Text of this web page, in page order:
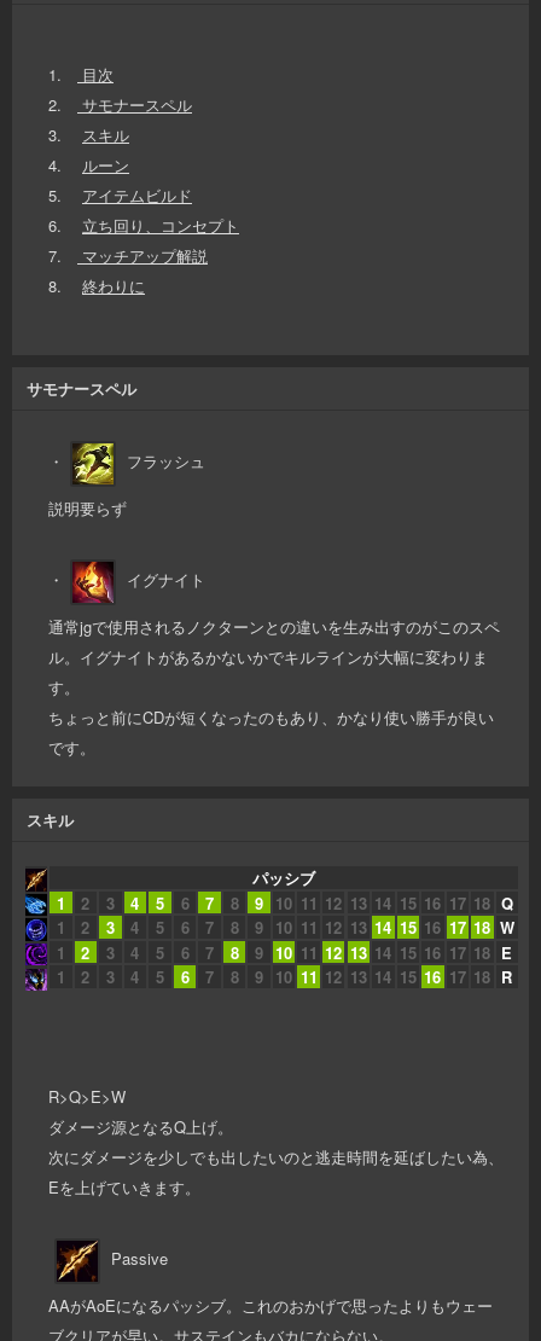
1.
目次
2.
サモナースペル
3. スキル
4. ルーン
5. アイテムビルド
6. 立ち回り、コンセプト
7.
マッチアップ解説
8. 終わりに
サモナースペル
・ フラッシュ
説明要らず
・ イグナイト
通常jgで使用されるノクターンとの違いを生み出すのがこのスペ
ル。イグナイトがあるかないかでキルラインが大幅に変わりま
す。
ちょっと前にCDが短くなったのもあり、かなり使い勝手が良い
です。
スキル
パッシブ
1
2 3 4 5 6 7 8 9 10 11 12 13 14 15 16 17 18 Q
1
2 3 4 5 6 7 8 9 10 11 12 13 14 15 16 17 18 W
1
2 3 4 5 6 7 8 9 10 11 12 13 14 15 16 17 18 E
1
2 3 4 5 6 7 8 9 10 11 12 13 14 15 16 17 18 R
R>Q>E>W
ダメージ源となるQ上げ。
次にダメージを少しでも出したいのと逃走時間を延ばしたい為、
Eを上げていきます。
Passive
AAがAoEになるパッシブ。これのおかげで思ったよりもウェー
ブクリアが早い。サステインもバカにならない。